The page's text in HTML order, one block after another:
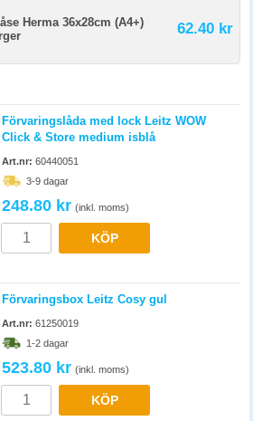
Herma 36x28cm (A4+)
62.40 kr
Förvaringslåda med lock Leitz WOW
Click & Store medium isblå
Art.nr: 60440051
3-9 dagar
248.80 kr (inkl. moms)
KÖP
Förvaringsbox Leitz Cosy gul
Art.nr: 61250019
1-2 dagar
523.80 kr (inkl. moms)
KÖP